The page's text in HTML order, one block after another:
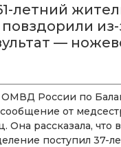
летний
из-
—
России по
от
Она рассказала, что в
поступил 37-